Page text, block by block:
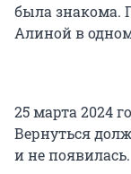
была знакома.
Алиной в
25 марта 2024
Вернуться
и не появилась.